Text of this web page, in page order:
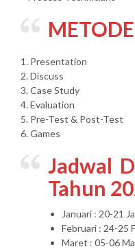
1. Presentation
2. Discuss
3. Case Study
4. Evaluation
5. Pre-Test & Post-Test
6. Games
Jadwal
Tahun
Januari : 20-21
Februari : 24-25
Maret : 05-06